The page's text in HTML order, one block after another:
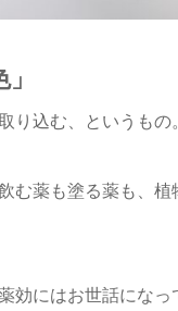
り込む、というもの
む薬も塗る薬も、
効にはお世話にな